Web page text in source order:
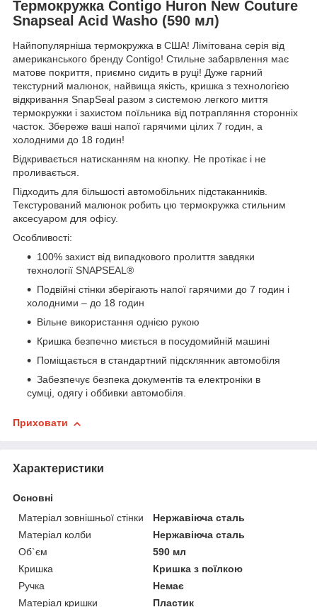
Термокружка Contigo Huron New Couture
Snapseal Acid Washo (590 мл)
Найпопулярніша термокружка в США! Лімітована серія від
американського бренду Contigo! Стильне забарвлення має
матове покриття, приємно сидить в руці! Дуже гарний
текстурний малюнок, найвища якість, кришка з технологією
відкривання SnapSeal разом з системою легкого миття
термокружки і захистом поїльника від потрапляння сторонніх
часток. Збереже ваші напої гарячими цілих 7 годин, а
холодними до 18 годин!
Відкривається натисканням на кнопку. Не протікає і не
проливається.
Підходить для більшості автомобільних підстаканників.
Текстурований малюнок робить цю термокружка стильним
аксесуаром для офісу.
Особливості:
100% захист від випадкового пролиття завдяки
технології SNAPSEAL®
Подвійні стінки зберігають напої гарячими до 7 годин і
холодними – до 18 годин
Вільне використання однією рукою
Кришка безпечно миється в посудомийній машині
Поміщається в стандартний підсклянник автомобіля
Забезпечує безпека документів та електроніки в
сумці, одягу і оббивки автомобіля.
Приховати
Характеристики
Основні
Матеріал зовнішньої стінки
Нержавіюча сталь
Матеріал колби
Нержавіюча сталь
Об`єм
590 мл
Кришка
Кришка з поїлкою
Ручка
Немає
Матеріал кришки
Пластик